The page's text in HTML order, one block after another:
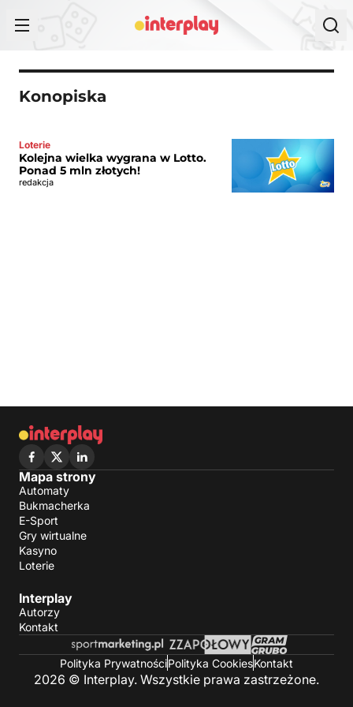
Konopiska
Loterie
Kolejna wielka wygrana w Lotto.
Ponad 5 mln złotych!
redakcja
Mapa strony
Automaty
Bukmacherka
E-Sport
Gry wirtualne
Kasyno
Loterie
Interplay
Autorzy
Kontakt
Polityka PrywatnościPolityka CookiesKontakt
2026 © Interplay. Wszystkie prawa zastrzeżone.